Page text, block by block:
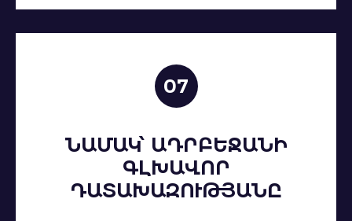
07
ՆԱՄԱԿ՝ ԱԴՐԲԵՋԱՆԻ
ԳԼԽԱՎՈՐ
ԴԱՏԱԽԱԶՈՒԹՅԱՆԸ